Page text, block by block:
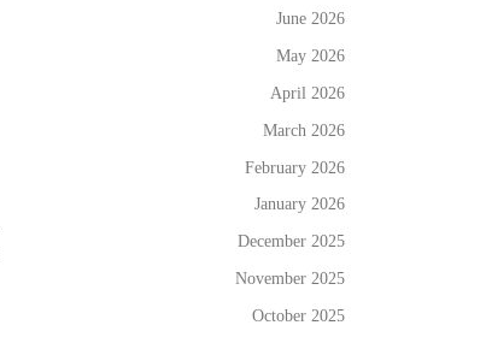
June 2026
May 2026
April 2026
March 2026
February 2026
January 2026
December 2025
November 2025
October 2025